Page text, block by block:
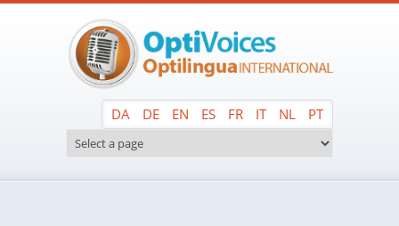
DA DE EN ES FR IT NL PT